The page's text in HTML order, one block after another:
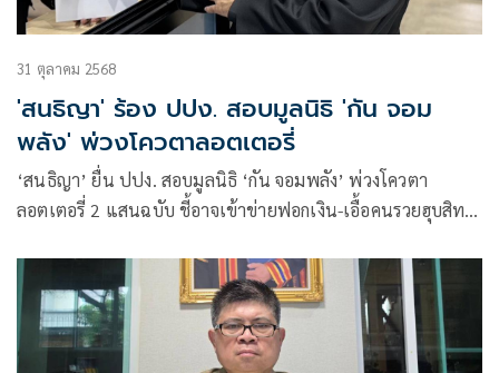
31 ตุลาคม 2568
'สนธิญา' ร้อง ปปง. สอบมูลนิธิ 'กัน จอม
พลัง' พ่วงโควตาลอตเตอรี่
‘สนธิญา’ ยื่น ปปง. สอบมูลนิธิ ‘กัน จอมพลัง’ พ่วงโควตา
ลอตเตอรี่ 2 แสนฉบับ ชี้อาจเข้าข่ายฟอกเงิน-เอื้อคนรวยฮุบสิทธิ